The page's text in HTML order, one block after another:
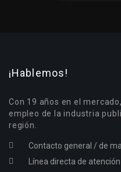
¡Hablemos!
Con 19 años en el
empleo de la industria
región.
Contacto general / de
Línea directa de